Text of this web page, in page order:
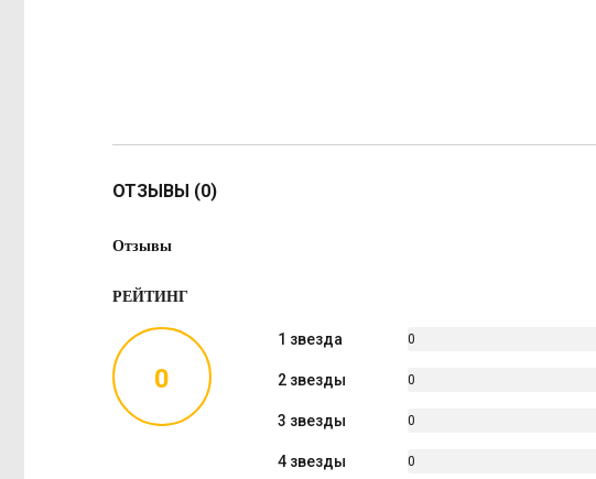
ОТЗЫВЫ (0)
Отзывы
РЕЙТИНГ
0
1 звезда
0
2 звезды
0
3 звезды
0
4 звезды
0